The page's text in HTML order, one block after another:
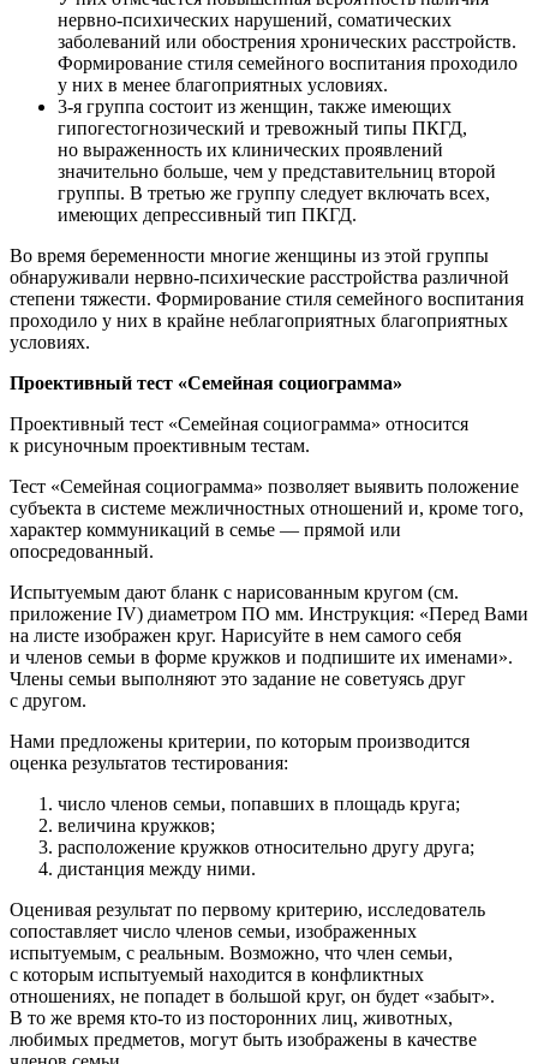
нервно-психических нарушений, соматических
заболеваний или обострения хронических расстройств.
Формирование стиля семейного воспитания проходило
у них в менее благоприятных условиях.
3-я группа состоит из женщин, также имеющих
гипогестогнозический и тревожный типы ПКГД,
но выраженность их клинических проявлений
значительно больше, чем у представительниц второй
группы. В третью же группу следует включать всех,
имеющих депрессивный тип ПКГД.
Во время беременности многие женщины из этой группы
обнаруживали нервно-психические расстройства различной
степени тяжести. Формирование стиля семейного воспитания
проходило у них в крайне неблагоприятных благоприятных
условиях.
Проективный тест «Семейная социограмма»
Проективный тест «Семейная социограмма» относится
к рисуночным проективным тестам.
Тест «Семейная социограмма» позволяет выявить положение
субъекта в системе межличностных отношений и, кроме того,
характер коммуникаций в семье — прямой или
опосредованный.
Испытуемым дают бланк с нарисованным кругом (см.
приложение IV) диаметром ПО мм. Инструкция: «Перед Вами
на листе изображен круг. Нарисуйте в нем самого себя
и членов семьи в форме кружков и подпишите их именами».
Члены семьи выполняют это задание не советуясь друг
с другом.
Нами предложены критерии, по которым производится
оценка результатов тестирования:
число членов семьи, попавших в площадь круга;
величина кружков;
расположение кружков относительно другу друга;
дистанция между ними.
Оценивая результат по первому критерию, исследователь
сопоставляет число членов семьи, изображенных
испытуемым, с реальным. Возможно, что член семьи,
с которым испытуемый находится в конфликтных
отношениях, не попадет в большой круг, он будет «забыт».
В то же время кто-то из посторонних лиц, животных,
любимых предметов, могут быть изображены в качестве